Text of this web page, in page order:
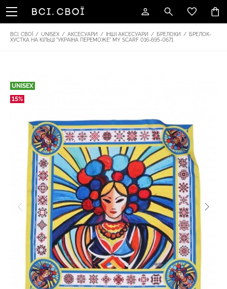
ВСІ. СВОЇ / UNISEX / АКСЕСУАРИ / ІНШІ АКСЕСУАРИ / БРЕЛОКИ / БРЕЛОК-
ХУСТКА НА КІЛЬЦІ "УКРАІНА ПЕРЕМОЖЕ" MY SCARF 016-695-0671
UNISEX
15%